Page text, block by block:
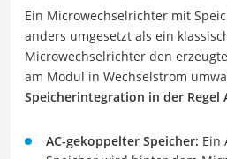
Ein Microwechselrichter mit
anders umgesetzt als ein
Microwechselrichter den
am Modul in Wechselstrom
Speicherintegration in der Regel
AC-gekoppelter Speicher: Ein